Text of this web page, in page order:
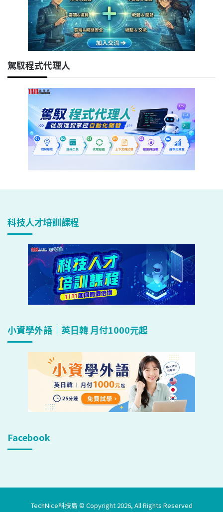
駕馭程式代理人
科技人才培訓課程
小資學外語｜英日韓 月付1000元起
Facebook
TechNice科技島 © Copyright 2026, All Rights Reserved